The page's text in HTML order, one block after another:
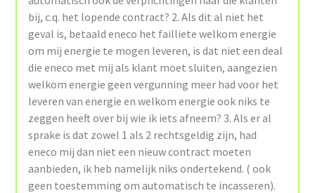
bij, c.q. het lopende contract? 2. Als dit al niet het
geval is, betaald eneco het failliete welkom energie
om mij energie te mogen leveren, is dat niet een deal
die eneco met mij als klant moet sluiten, aangezien
welkom energie geen vergunning meer had voor het
leveren van energie en welkom energie ook niks te
zeggen heeft over bij wie ik iets afneem? 3. Als er al
sprake is dat zowel 1 als 2 rechtsgeldig zijn, had
eneco mij dan niet een nieuw contract moeten
aanbieden, ik heb namelijk niks ondertekend. ( ook
geen toestemming om automatisch te incasseren).